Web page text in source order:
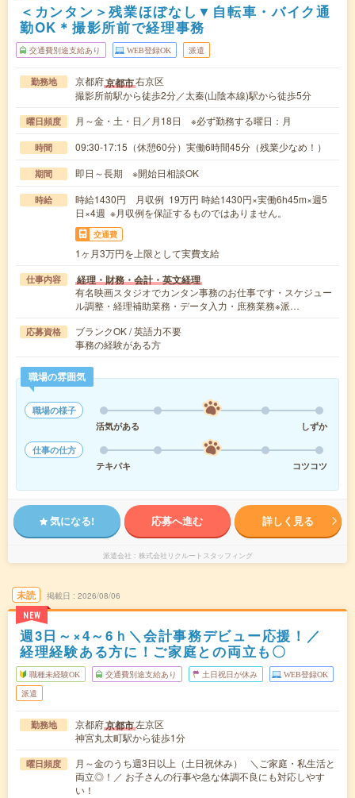
＜カンタン＞残業ほぼなし▼自転車・バイク通
勤OK＊撮影所前で経理事務
交通費別途支給あり WEB登録OK 派遣
勤務地 京都府京都市右京区
撮影所前駅から徒歩2分／太秦(山陰本線)駅から徒歩5分
曜日頻度 月～金・土・日／月18日 ※必ず勤務する曜日：月
時間 09:30-17:15（休憩60分）実働6時間45分（残業少なめ！）
期間 即日～長期 ※開始日相談OK
時給
時給1430円 月収例 19万円 時給1430円×実働6h45m×週5
日×4週 ※月収例を保証するものではありません。
交通費
1ヶ月3万円を上限として実費支給
仕事内容 経理・財務・会計・英文経理
有名映画スタジオでカンタン事務のお仕事です・スケジュー
ル調整・経理補助業務・データ入力・庶務業務※派…
応募資格
ブランクOK / 英語力不要
事務の経験がある方
職場の雰囲気
職場の様子
活気がある
しずか
仕事の仕方
テキパキ
コツコツ
気になる! 応募へ進む 詳しく見る
派遣会社 株式会社リクルートスタッフィング
未読
NEW
掲載日 2026/08/06
週3日～×4～6ｈ＼会計事務デビュー応援！／
経理経験ある方に！ご家庭との両立も〇
職種未経験OK 交通費別途支給あり 土日祝日が休み WEB登録OK
派遣
勤務地 京都府京都市左京区
神宮丸太町駅から徒歩1分
曜日頻度
月～金のうち週3日以上（土日祝休み） ＼ご家庭・私生活と
両立◎！／ お子さんの行事や急な体調不良にも対応しやす
い！